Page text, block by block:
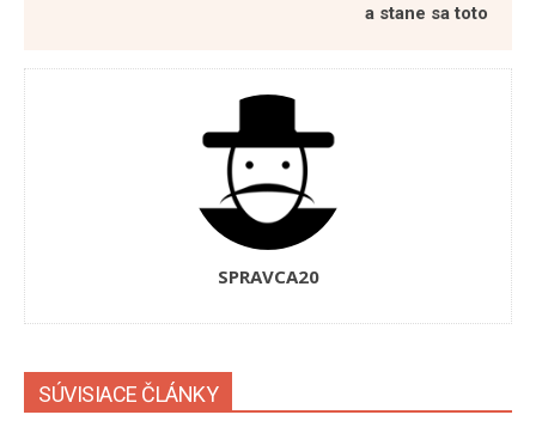
a stane sa toto
SPRAVCA20
SÚVISIACE ČLÁNKY